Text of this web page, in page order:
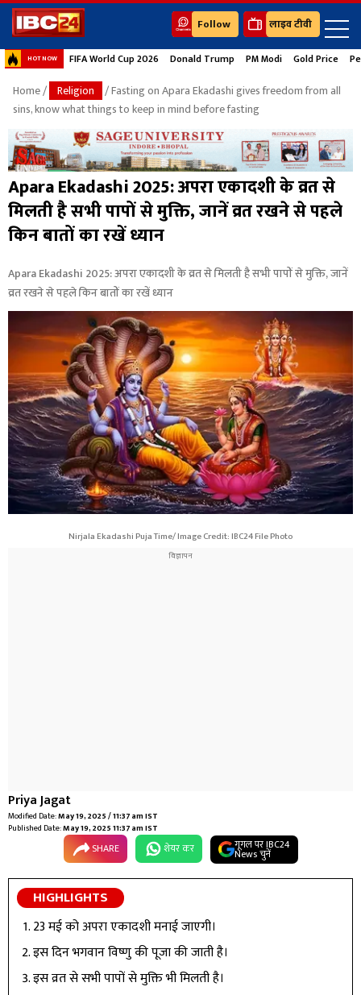
Follow लाइव टीवी
HOT NOW FIFA World Cup 2026 Donald Trump PM Modi Gold Price
Home/ Religion
/ Fasting on Apara Ekadashi gives freedom from all
sins, know what things to keep in mind before fasting
Apara Ekadashi 2025: अपरा एकादशी के व्रत से
मिलती है सभी पापों से मुक्ति, जानें व्रत रखने से पहले
किन बातों का रखें ध्यान
Apara Ekadashi 2025: अपरा एकादशी के व्रत से मिलती है सभी पापों से मुक्ति, जानें
व्रत रखने से पहले किन बातों का रखें ध्यान
Nirjala Ekadashi Puja Time/ Image Credit: IBC24 File Photo
Priya Jagat
Modified Date:May 19, 2025 / 11:37 am IST
Published Date:May 19, 2025 11:37 am IST
SHARE शेयर कर गूगल पर IBC24
News चुनें
HIGHLIGHTS
23 मई को अपरा एकादशी मनाई जाएगी।
इस दिन भगवान विष्णु की पूजा की जाती है।
इस व्रत से सभी पापों से मुक्ति भी मिलती है।